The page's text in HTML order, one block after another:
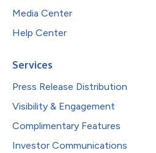
Media Center
Help Center
Services
Press Release Distribution
Visibility & Engagement
Complimentary Features
Investor Communications